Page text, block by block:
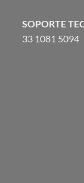
SOPORTE
33 1081 5094